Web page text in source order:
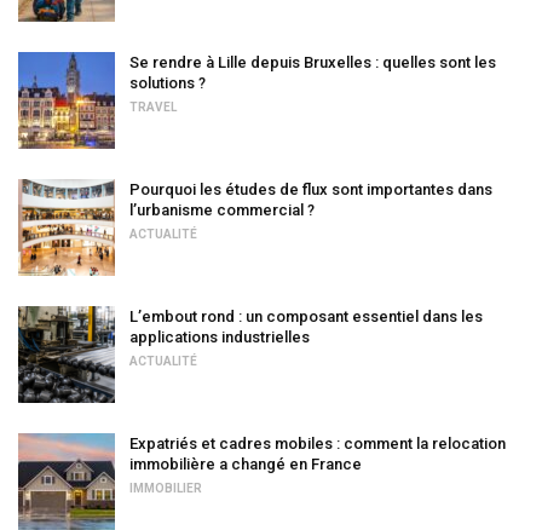
Se rendre à Lille depuis Bruxelles : quelles sont les
solutions ?
TRAVEL
Pourquoi les études de flux sont importantes dans
l’urbanisme commercial ?
ACTUALITÉ
L’embout rond : un composant essentiel dans les
applications industrielles
ACTUALITÉ
Expatriés et cadres mobiles : comment la relocation
immobilière a changé en France
IMMOBILIER